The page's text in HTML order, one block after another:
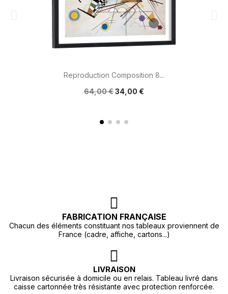
Reproduction Composition 8...
64,00 €34,00 €
FABRICATION FRANÇAISE
Chacun des éléments constituant nos tableaux proviennent de
France (cadre, affiche, cartons...)
LIVRAISON
Livraison sécurisée à domicile ou en relais. Tableau livré dans
caisse cartonnée très résistante avec protection renforcée.